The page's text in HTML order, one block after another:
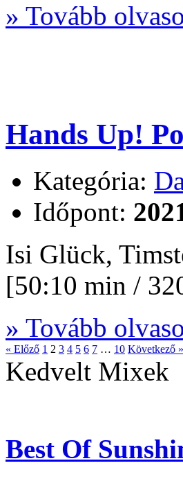
» Tovább
Hands Up!
Kategória:
Időpont:
Isi Glück,
[50:10 min /
» Tovább
« Előző 1 2 3 4 5 6 7 … 10 Következő »
Kedvelt Mixek
Best Of